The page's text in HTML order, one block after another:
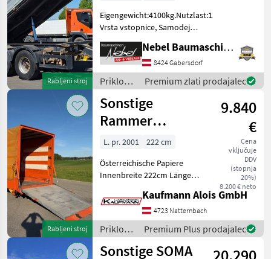
Prikaži
vse
(12)
MODEL
Dumperhenger
HD550
Schwarzmüller
TS1500
MARKETPLACE
Marketplace
Ponudbe
trgovcev
Mali
Rabljeni stroj
Eigengewicht:4100kg.Nutzlast:13900kg.
Vrsta vstopnice, Samodejna
hidravlično zaklepanje
Priklopniki Tandem
priklopnik
Nebel Baumaschinen
8424 Gabersdorf
Priklopniki
/
Sonstige
Premium zlati prodajalec
Rabljeni stroj
Sonstige
Rammer
Anhänger- Plane
-Auffahrrampe
9.840
€
Cena
vključuje
DDV
(stopnja
20%)
8.200 € neto
L. pr. 2001
222 cm
Österreichische Papiere
Innenbreite 222cm Länge
262cm Hydraulische
Auffahrrampe 24V--Umbau
auf 12V möglich
Beleuchtung 24V--Umbau
auf 12V
Kaufmann Alois GmbH
4723 Natternbach
Priklopniki
/
Sonstige
Premium Plus prodajalec
Sonstige SOMA